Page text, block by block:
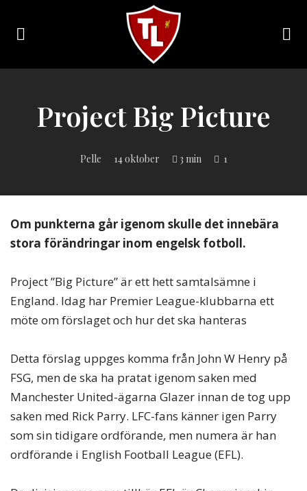
Sveriges
online
magazine!
Project Big Picture
Pelle 14 oktober 3 min 1
Om punkterna går igenom skulle det innebära
stora förändringar inom engelsk fotboll.
Project ”Big Picture” är ett hett samtalsämne i
England. Idag har Premier League-klubbarna ett
möte om förslaget och hur det ska hanteras
Detta förslag uppges komma från John W Henry på
FSG, men de ska ha pratat igenom saken med
Manchester United-ägarna Glazer innan de tog upp
saken med Rick Parry. LFC-fans känner igen Parry
som sin tidigare ordförande, men numera är han
ordförande i English Football League (EFL).